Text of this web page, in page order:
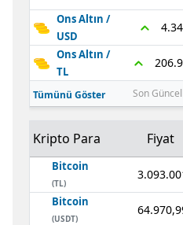
Ons Altın /
USD
Ons Altın /
TL
Tümünü Göster Son
Kripto Para Fiyat
Bitcoin
(TL)
Bitcoin
(USDT)